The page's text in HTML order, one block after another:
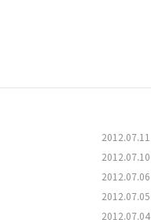
2012.07.11
2012.07.10
2012.07.06
2012.07.05
2012.07.04